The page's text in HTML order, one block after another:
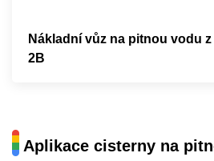
Nákladní vůz na pitnou vodu
2B
Aplikace cisterny na